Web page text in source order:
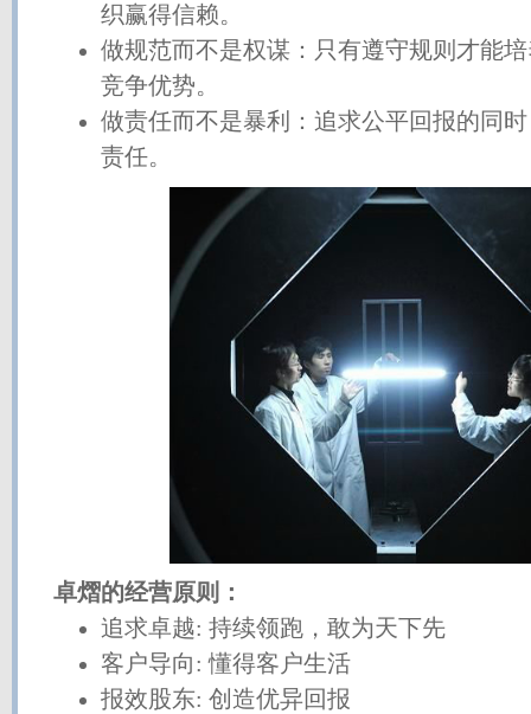
织赢得信赖。
做规范而不是权谋：只有遵守规则才能
竞争优势。
做责任而不是暴利：追求公平回报的同
责任。
卓熠的经营原则：
追求卓越: 持续领跑，敢为天下先
客户导向: 懂得客户生活
报效股东: 创造优异回报